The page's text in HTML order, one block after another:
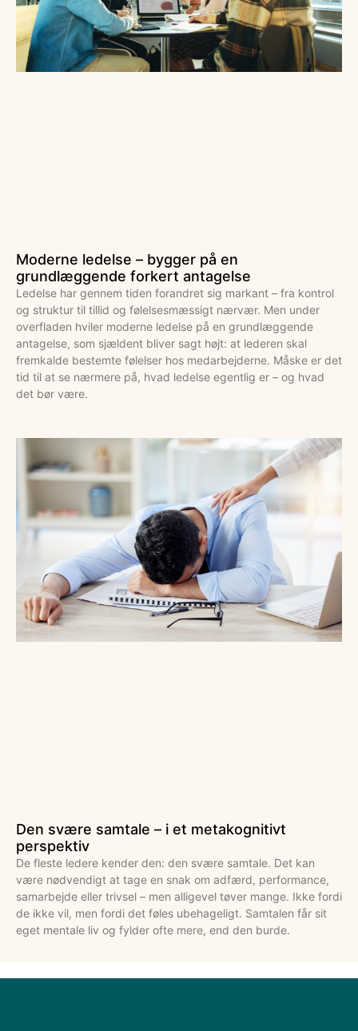
Moderne ledelse – bygger på en
grundlæggende forkert antagelse
Ledelse har gennem tiden forandret sig markant – fra kontrol
og struktur til tillid og følelsesmæssigt nærvær. Men under
overfladen hviler moderne ledelse på en grundlæggende
antagelse, som sjældent bliver sagt højt: at lederen skal
fremkalde bestemte følelser hos medarbejderne. Måske er det
tid til at se nærmere på, hvad ledelse egentlig er – og hvad
det bør være.
Den svære samtale – i et metakognitivt
perspektiv
De fleste ledere kender den: den svære samtale. Det kan
være nødvendigt at tage en snak om adfærd, performance,
samarbejde eller trivsel – men alligevel tøver mange. Ikke fordi
de ikke vil, men fordi det føles ubehageligt. Samtalen får sit
eget mentale liv og fylder ofte mere, end den burde.